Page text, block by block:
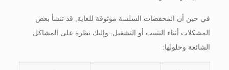
في حين أن المخفضات السلسة موثوقة للغاية, قد تنشأ بعض
المشكلات أثناء التثبيت أو التشغيل. وإليك نظرة على المشاكل
الشائعة وحلولها: